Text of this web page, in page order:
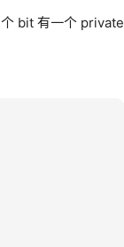
bit 有一个 private